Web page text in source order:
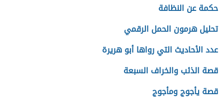
حكمة عن النظافة
تحليل هرمون الحمل الرقمي
عدد الأحاديث التي رواها أبو هريرة
قصة الذئب والخراف السبعة
قصة يأجوج ومأجوج